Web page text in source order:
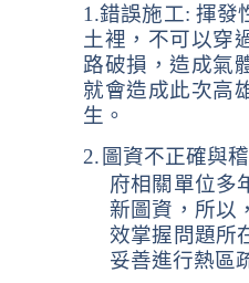
1.錯誤施工: 揮發
土裡，不可以穿
路破損，造成氣
就會造成此次高
生。
2. 圖資不正確與
府相關單位多
新圖資，所以
效掌握問題所
妥善進行熱區